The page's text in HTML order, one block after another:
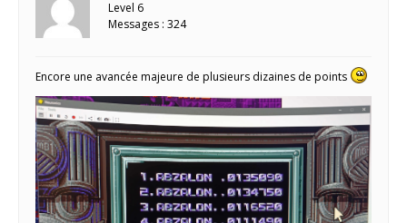
Level 6
Messages : 324
Encore une avancée majeure de plusieurs dizaines de points